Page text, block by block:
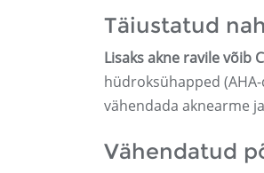
Täiustatud
Lisaks akne ravile võib
hüdroksühapped
vähendada aknearme
Vähendatud